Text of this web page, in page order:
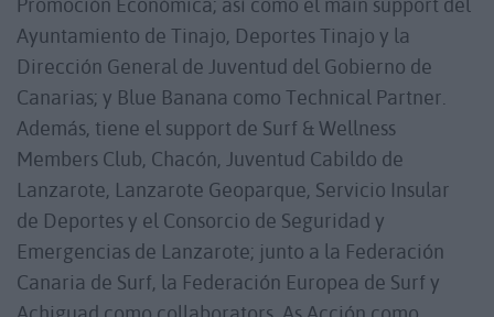
Ayuntamiento de Tinajo, Deportes Tinajo y la
Dirección General de Juventud del Gobierno de
Canarias; y Blue Banana como Technical Partner.
Además, tiene el support de Surf & Wellness
Members Club, Chacón, Juventud Cabildo de
Lanzarote, Lanzarote Geoparque, Servicio Insular
de Deportes y el Consorcio de Seguridad y
Emergencias de Lanzarote; junto a la Federación
Canaria de Surf, la Federación Europea de Surf y